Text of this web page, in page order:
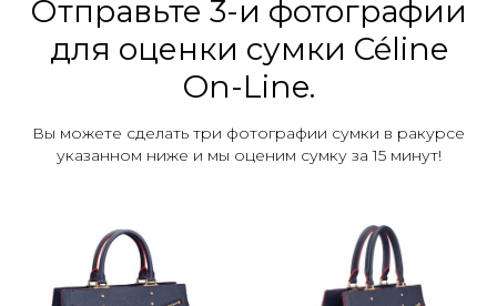
Отправьте 3-и фотографии
для оценки сумки Céline
On-Line.
Вы можете сделать три фотографии сумки в ракурсе
указанном ниже и мы оценим сумку за 15 минут!